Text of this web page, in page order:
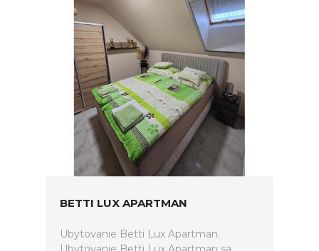
BETTI LUX APARTMAN
Ubytovanie Betti Lux Apartman.